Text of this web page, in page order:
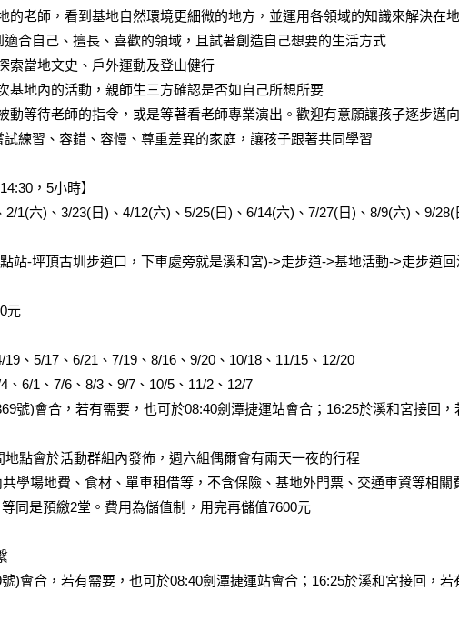
老師，看到基地自然環境更細微的地方，並運用各領域的知識來解決在
合自己、擅長、喜歡的領域，且 試著創造自己想要的生活方式
索當地文史、戶外運動及登山健行
地內的活動，親師生三方確認是否如自己所想所要
等待老師的指令，或是等著看老師專業演出。歡迎有意願讓孩子逐步邁
練習、容錯、容慢、尊重差異的家庭，讓孩子跟著共同學習
，5小時】
1(六)、3/23(日)、4/12(六)、5/25(日)、6/14(六)、7/27(日)、8/9(六)、9/28(
站-坪頂古圳步道口，下車處旁就是溪和宮)->走步道->基地活動->走步道
元
、5/17、6/21、7/19、8/16、9/20、10/18、11/15、12/20
6/1、7/6、8/3、9/7、10/5、11/2、12/7
號)會合，若有需要，也可於08:40劍潭捷運站會合；16:25於溪和宮接回，
點會於活動群組內發佈，週六組偶爾會有兩天一夜的行程
學場地費、食材、單車租借等，不含保險、基地外門票、交通車資等相關
同是預繳2堂。費用為儲值制，用完再儲值7600元
)會合，若有需要，也可於08:40劍潭捷運站會合；16:25於溪和宮接回，若